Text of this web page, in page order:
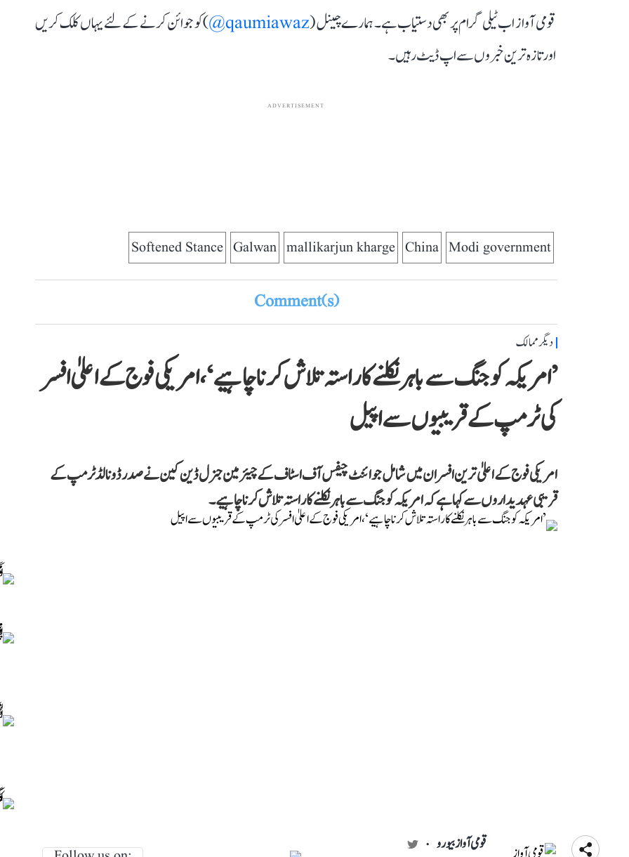
قومی آواز اب ٹیلی گرام پر بھی دستیاب ہے۔ ہمارے چینل (qaumiawaz@
) کو جوائن کرنے کے لئے یہاں کلک کریں
اور تازہ ترین خبروں سے اپ ڈیٹ رہیں۔
ADVERTISEMENT
Modi government
China
mallikarjun kharge
Galwan
Softened Stance
Comment(s)
دیگر ممالک
’امریکہ کو جنگ سے باہر نکلنے کا راستہ تلاش کرنا چاہیے‘، امریکی فوج کے اعلیٰ افسر
کی ٹرمپ کے قریبیوں سے اپیل
امریکی فوج کے اعلیٰ ترین افسران میں شامل جوائنٹ چیفس آف اسٹاف کے چیئرمین جنرل ڈین کین نے صدر ڈونالڈ ٹرمپ کے
قریبی عہدیداروں سے کہا ہے کہ امریکہ کو جنگ سے باہر نکلنے کا راستہ تلاش کرنا چاہیے۔
قومی آواز بیورو